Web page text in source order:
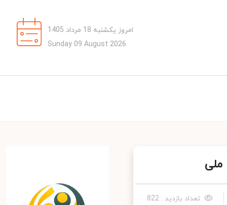
امروز یکشنبه 18 مرداد 1405
Sunday 09 August 2026
تعداد بازدید : 822